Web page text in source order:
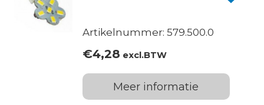
Artikelnummer: 579.500.0
€4,28 excl.BTW
Meer informatie